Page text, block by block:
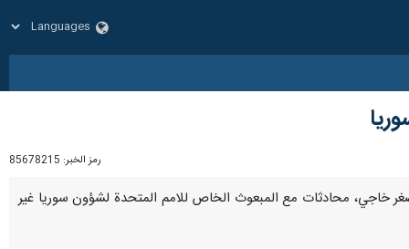
رمز الخبر: 85678215
اصغر خاجي، محادثات مع المبعوث الخاص للامم المتحدة لشؤون سوريا غير